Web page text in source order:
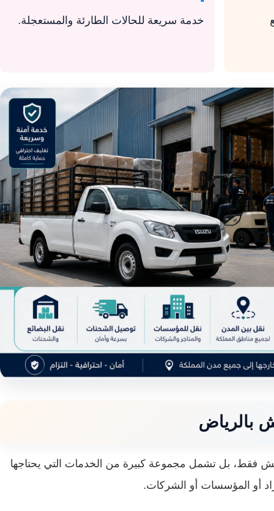
خدمة سريعة للحالات الطارئة والمستعجلة.
بالرياض
فقط، بل تشمل مجموعة كبيرة من الخدمات التي يحتاجها
أو المؤسسات أو الشركات.